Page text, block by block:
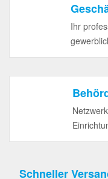
Ihr
Schneller